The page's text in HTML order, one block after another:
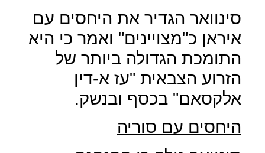
סינוואר הגדיר את היחסים עם
איראן כ"מצויינים" ואמר כי היא
התומכת הגדולה ביותר של
הזרוע הצבאית "עז א-דין
אלקסאם" בכסף ובנשק.
היחסים עם סוריה